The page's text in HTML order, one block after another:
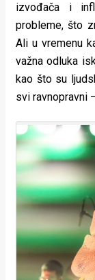
izvođača i
probleme, što
Ali u vremenu
važna odluka
kao što su
svi ravnopravni